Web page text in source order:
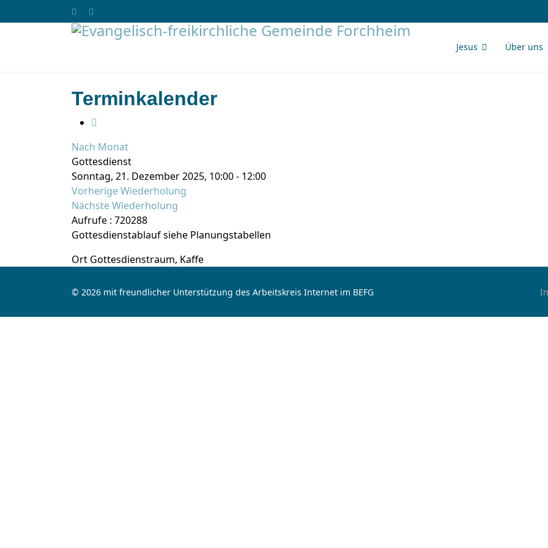
Jesus Über uns
Terminkalender
Nach Monat
Gottesdienst
Sonntag, 21. Dezember 2025, 10:00 - 12:00
Vorherige Wiederholung
Nächste Wiederholung
Aufrufe : 720288
Gottesdienstablauf siehe Planungstabellen
Ort Gottesdienstraum, Kaffe
© 2026 mit freundlicher Unterstützung des Arbeitskreis Internet im BEFG